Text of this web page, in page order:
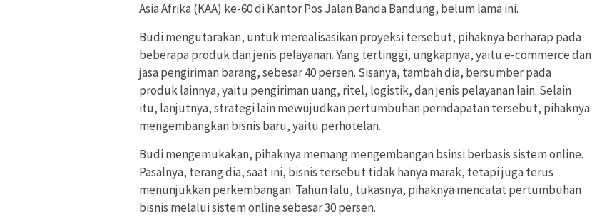
Asia Afrika (KAA) ke-60 di Kantor Pos Jalan Banda Bandung, belum lama ini.
Budi mengutarakan, untuk merealisasikan proyeksi tersebut, pihaknya berharap pada
beberapa produk dan jenis pelayanan. Yang tertinggi, ungkapnya, yaitu e-commerce dan
jasa pengiriman barang, sebesar 40 persen. Sisanya, tambah dia, bersumber pada
produk lainnya, yaitu pengiriman uang, ritel, logistik, dan jenis pelayanan lain. Selain
itu, lanjutnya, strategi lain mewujudkan pertumbuhan perndapatan tersebut, pihaknya
mengembangkan bisnis baru, yaitu perhotelan.
Budi mengemukakan, pihaknya memang mengembangan bsinsi berbasis sistem online.
Pasalnya, terang dia, saat ini, bisnis tersebut tidak hanya marak, tetapi juga terus
menunjukkan perkembangan. Tahun lalu, tukasnya, pihaknya mencatat pertumbuhan
bisnis melalui sistem online sebesar 30 persen.